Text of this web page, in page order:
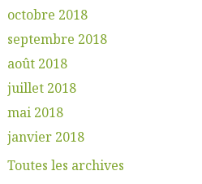
octobre 2018
septembre 2018
août 2018
juillet 2018
mai 2018
janvier 2018
Toutes les archives